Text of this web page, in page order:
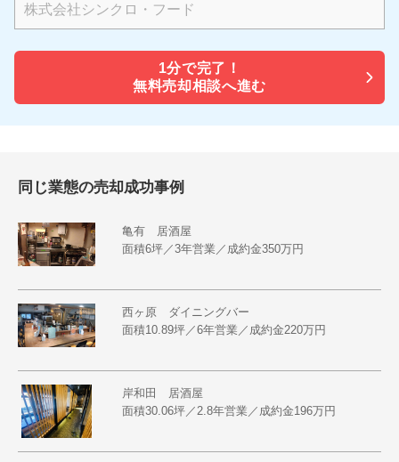
1分で完了！
無料売却相談へ進む
同じ業態の売却成功事例
亀有 居酒屋
面積6坪／3年営業／成約金350万円
西ヶ原 ダイニングバー
面積10.89坪／6年営業／成約金220万円
岸和田 居酒屋
面積30.06坪／2.8年営業／成約金196万円